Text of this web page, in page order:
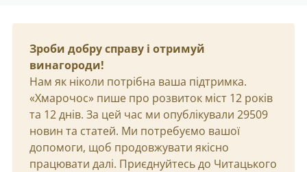
Зроби добру справу і отримуй
винагороди!
Нам як ніколи потрібна ваша підтримка.
«Хмарочос» пише про розвиток міст 12 років
та 12 днів. За цей час ми опублікували 29509
новин та статей. Ми потребуємо вашої
допомоги, щоб продовжувати якісно
працювати далі. Приєднуйтесь до Читацького